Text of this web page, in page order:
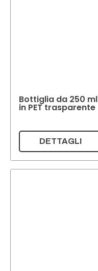
Bottiglia da 250 ml
in PET trasparente
DETTAGLI